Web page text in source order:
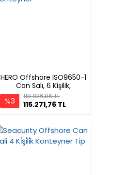
HERO Offshore ISO9650-1
Can Salı, 6 Kişilik,
Konteyner
%3 115.271,76 TL
118.836,86 TL